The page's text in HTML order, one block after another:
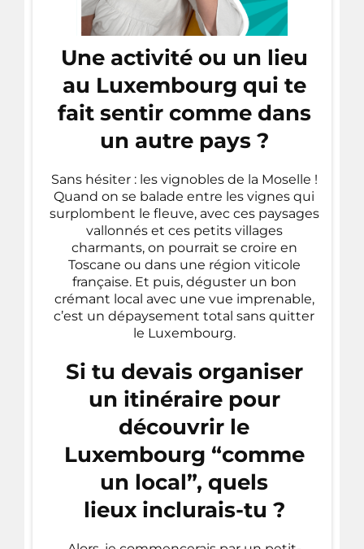
Une activité ou un lieu
au Luxembourg qui te
fait sentir comme dans
un autre pays ?
Sans hésiter : les vignobles de la Moselle !
Quand on se balade entre les vignes qui
surplombent le fleuve, avec ces paysages
vallonnés et ces petits villages
charmants, on pourrait se croire en
Toscane ou dans une région viticole
française. Et puis, déguster un bon
crémant local avec une vue imprenable,
c’est un dépaysement total sans quitter
le Luxembourg.
Si tu devais organiser
un itinéraire pour
découvrir le
Luxembourg “comme
un local”, quels
lieux inclurais-tu ?